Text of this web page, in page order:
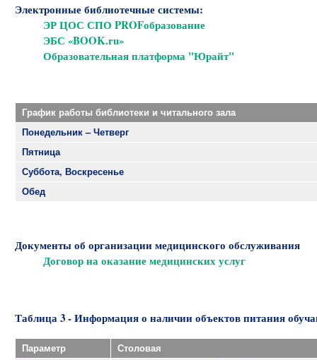
Электронные библиотечные системы:
ЭР ЦОС СПО PROFобразование
ЭБС «BOOK.ru»
Образовательная платформа "Юрайт"
График работы библиотеки и читального зала
Понедельник – Четверг
Пятница
Суббота, Воскресенье
Обед
Документы об организации медицинского обслуживания
Договор на оказание медицинских услуг
Таблица 3 - Информация о наличии объектов питания
Параметр
Столовая